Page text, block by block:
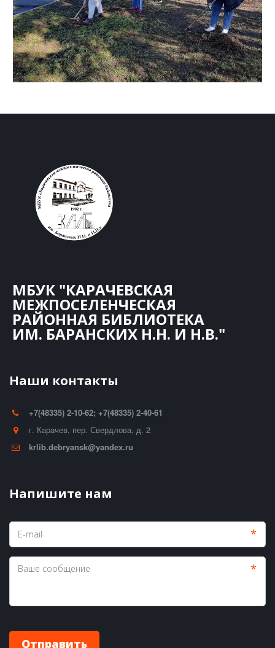
МБУК "КАРАЧЕВСКАЯ
МЕЖПОСЕЛЕНЧЕСКАЯ
РАЙОННАЯ БИБЛИОТЕКА
ИМ. БАРАНСКИХ Н.Н. И Н.В."
Наши контакты
+7(48335) 2-10-62; +7(48335) 2-40-61
г. Карачев, пер. Свердлова, д. 2
krlib.debryansk@yandex.ru
Напишите нам
*
*
Отправить